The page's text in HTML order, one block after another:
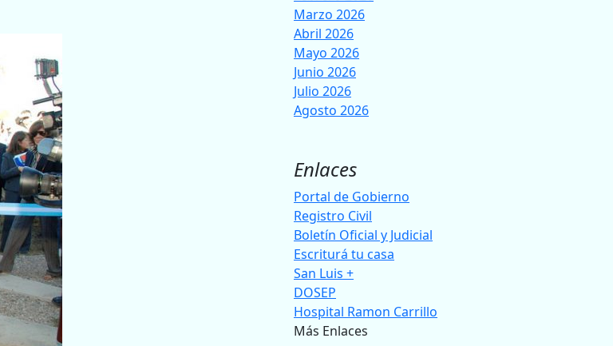
Marzo 2026
Abril 2026
Mayo 2026
Junio 2026
Julio 2026
Agosto 2026
Enlaces
Portal de Gobierno
Registro Civil
Boletín Oficial y Judicial
Escriturá tu casa
San Luis +
DOSEP
Hospital Ramon Carrillo
Más Enlaces